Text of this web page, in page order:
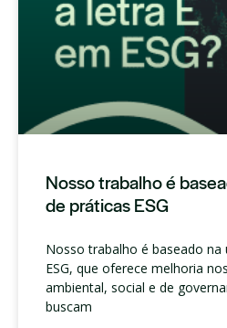
Nosso trabalho é
de práticas ESG
Nosso trabalho é baseado na
ESG, que oferece melhoria
ambiental, social e de
buscam